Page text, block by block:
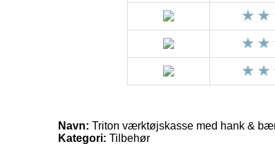
Navn: Triton værktøjskasse med hank &
Kategori: Tilbehør